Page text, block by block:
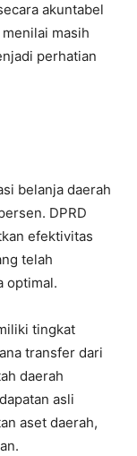
akuntabel
masih
perhatian
belanja daerah
DPRD
efektivitas
telah
optimal.
tingkat
transfer dari
daerah
asli
aset daerah,